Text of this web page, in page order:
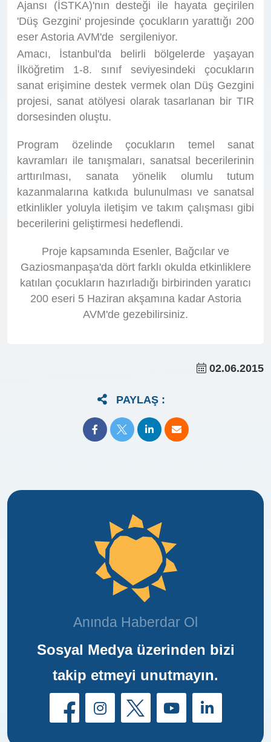
Ajansı (İSTKA)'nın desteği ile hayata geçirilen
'Düş Gezgini' projesinde çocukların yarattığı 200
eser Astoria AVM'de sergileniyor.
Amacı, İstanbul'da belirli bölgelerde yaşayan
İlköğretim 1-8. sınıf seviyesindeki çocukların
sanat erişimine destek vermek olan Düş Gezgini
projesi, sanat atölyesi olarak tasarlanan bir TIR
dorsesinden oluştu.
Program özelinde çocukların temel sanat
kavramları ile tanışmaları, sanatsal becerilerinin
arttırılması, sanata yönelik olumlu tutum
kazanmalarına katkıda bulunulması ve sanatsal
etkinlikler yoluyla iletişim ve takım çalışması gibi
becerilerini geliştirmesi hedeflendi.
Proje kapsamında Esenler, Bağcılar ve
Gaziosmanpaşa'da dört farklı okulda etkinliklere
katılan çocukların hazırladığı birbirinden yaratıcı
200 eseri 5 Haziran akşamına kadar Astoria
AVM'de gezebilirsiniz.
02.06.2015
PAYLAŞ :
Anında Haberdar Ol
Sosyal Medya üzerinden bizi
takip etmeyi unutmayın.